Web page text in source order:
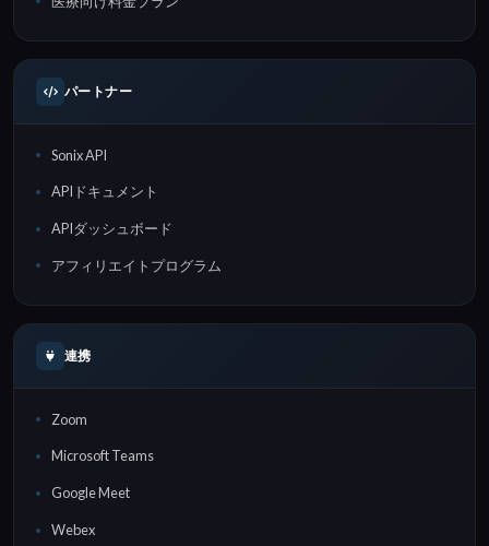
パートナー
Sonix API
APIドキュメント
APIダッシュボード
アフィリエイトプログラム
連携
Zoom
Microsoft Teams
Google Meet
Webex